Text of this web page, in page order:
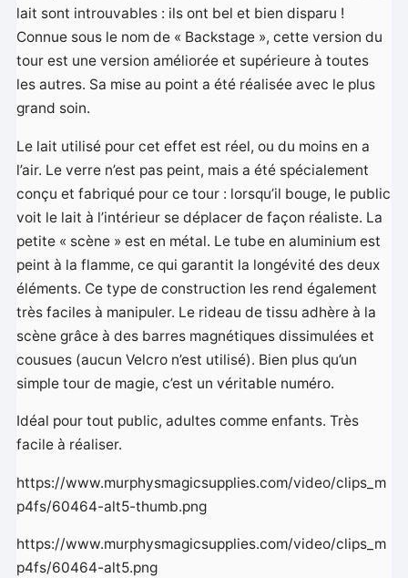
lait sont introuvables : ils ont bel et bien disparu !
Connue sous le nom de « Backstage », cette version du
tour est une version améliorée et supérieure à toutes
les autres. Sa mise au point a été réalisée avec le plus
grand soin.
Le lait utilisé pour cet effet est réel, ou du moins en a
l’air. Le verre n’est pas peint, mais a été spécialement
conçu et fabriqué pour ce tour : lorsqu’il bouge, le public
voit le lait à l’intérieur se déplacer de façon réaliste. La
petite « scène » est en métal. Le tube en aluminium est
peint à la flamme, ce qui garantit la longévité des deux
éléments. Ce type de construction les rend également
très faciles à manipuler. Le rideau de tissu adhère à la
scène grâce à des barres magnétiques dissimulées et
cousues (aucun Velcro n’est utilisé). Bien plus qu’un
simple tour de magie, c’est un véritable numéro.
Idéal pour tout public, adultes comme enfants. Très
facile à réaliser.
https://www.murphysmagicsupplies.com/video/clips_m
p4fs/60464-alt5-thumb.png
https://www.murphysmagicsupplies.com/video/clips_m
p4fs/60464-alt5.png